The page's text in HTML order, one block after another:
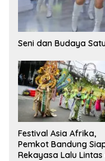
Seni dan Budaya
Festival Asia Afrika,
Pemkot Bandung
Rekayasa Lalu